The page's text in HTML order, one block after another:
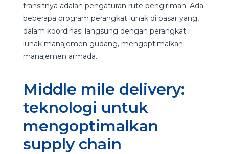
transitnya adalah pengaturan rute pengiriman. Ada
beberapa program perangkat lunak di pasar yang,
dalam koordinasi langsung dengan perangkat
lunak manajemen gudang, mengoptimalkan
manajemen armada.
Middle mile delivery:
teknologi untuk
mengoptimalkan
supply chain